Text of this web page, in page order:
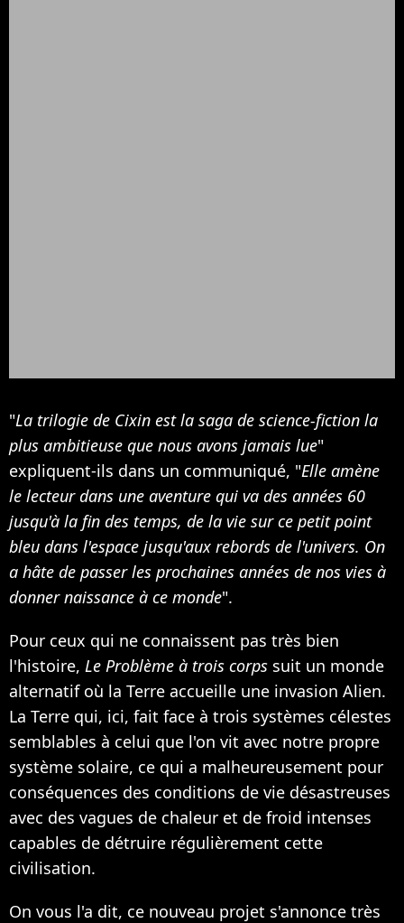
"La trilogie de Cixin est la saga de science-fiction la
plus ambitieuse que nous avons jamais lue"
expliquent-ils dans un communiqué, "Elle amène
le lecteur dans une aventure qui va des années 60
jusqu'à la fin des temps, de la vie sur ce petit point
bleu dans l'espace jusqu'aux rebords de l'univers. On
a hâte de passer les prochaines années de nos vies à
donner naissance à ce monde".
Pour ceux qui ne connaissent pas très bien
l'histoire, Le Problème à trois corps suit un monde
alternatif où la Terre accueille une invasion Alien.
La Terre qui, ici, fait face à trois systèmes célestes
semblables à celui que l'on vit avec notre propre
système solaire, ce qui a malheureusement pour
conséquences des conditions de vie désastreuses
avec des vagues de chaleur et de froid intenses
capables de détruire régulièrement cette
civilisation.
On vous l'a dit, ce nouveau projet s'annonce très